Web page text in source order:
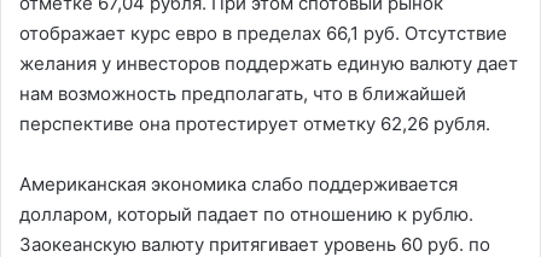
отображает курс евро в пределах 66,1 руб. Отсутствие
желания у инвесторов поддержать единую валюту дает
нам возможность предполагать, что в ближайшей
перспективе она протестирует отметку 62,26 рубля.
Американская экономика слабо поддерживается
долларом, который падает по отношению к рублю.
Заокеанскую валюту притягивает уровень 60 руб. по